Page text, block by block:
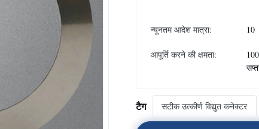
न्यूनतम आदेश मात्रा: 10
आपूर्ति करने की क्षमता:
टैग सटीक उत्कीर्ण विद्युत कनेक्टर